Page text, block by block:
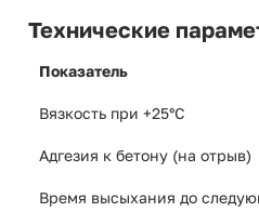
Технические
Показатель
Вязкость при +25°C
Адгезия к бетону (на отрыв)
Время высыхания до